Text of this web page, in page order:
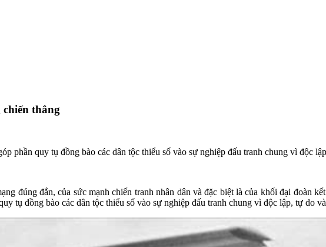
thắng
phần quy tụ đồng bào các dân tộc thiểu số vào sự nghiệp đấu tranh chung vì độc
đúng đắn, của sức mạnh chiến tranh nhân dân và đặc biệt là của khối đại đoàn
tụ đồng bào các dân tộc thiểu số vào sự nghiệp đấu tranh chung vì độc lập, tự do